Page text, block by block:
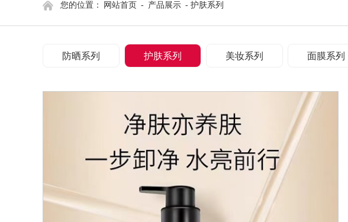
您的位置： 网站首页 - 产品展示 - 护肤系列
防晒系列 护肤系列 美妆系列 面膜系列